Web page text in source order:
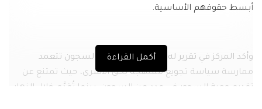
أبسط حقوقهم الأساسية.
وأكد المركز في تقرير له، يوم الأحد، أن إدارة السجون تتعمد
ممارسة سياسة تجويع ممنهجة بحق الأسرى، حيث تمتنع عن
تقديم وجبة السحور في عدد من السجون، بينما تُقدَّم خلال النهار
أكمل القراءة